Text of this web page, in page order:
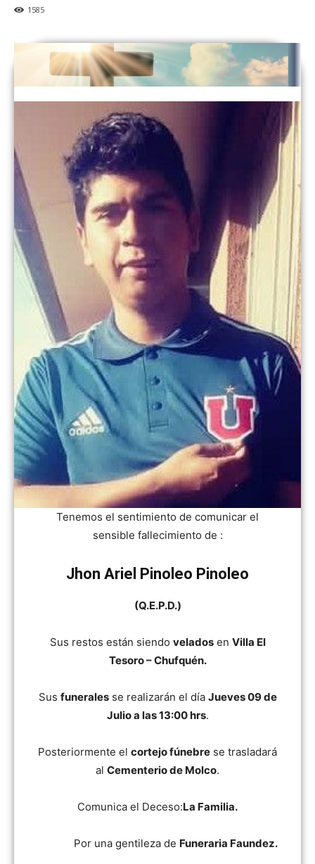
1585
Tenemos el sentimiento de comunicar el
sensible fallecimiento de :
Jhon Ariel Pinoleo Pinoleo
(Q.E.P.D.)
Sus restos están siendo veladosen Villa El
Tesoro – Chufquén.
Sus funeralesse realizarán el día Jueves 09 de
Julio a las 13:00 hrs.
Posteriormente el cortejo fúnebre se trasladará
al Cementerio de Molco.
Comunica el Deceso:La Familia.
Por una gentileza de Funeraria Faundez.